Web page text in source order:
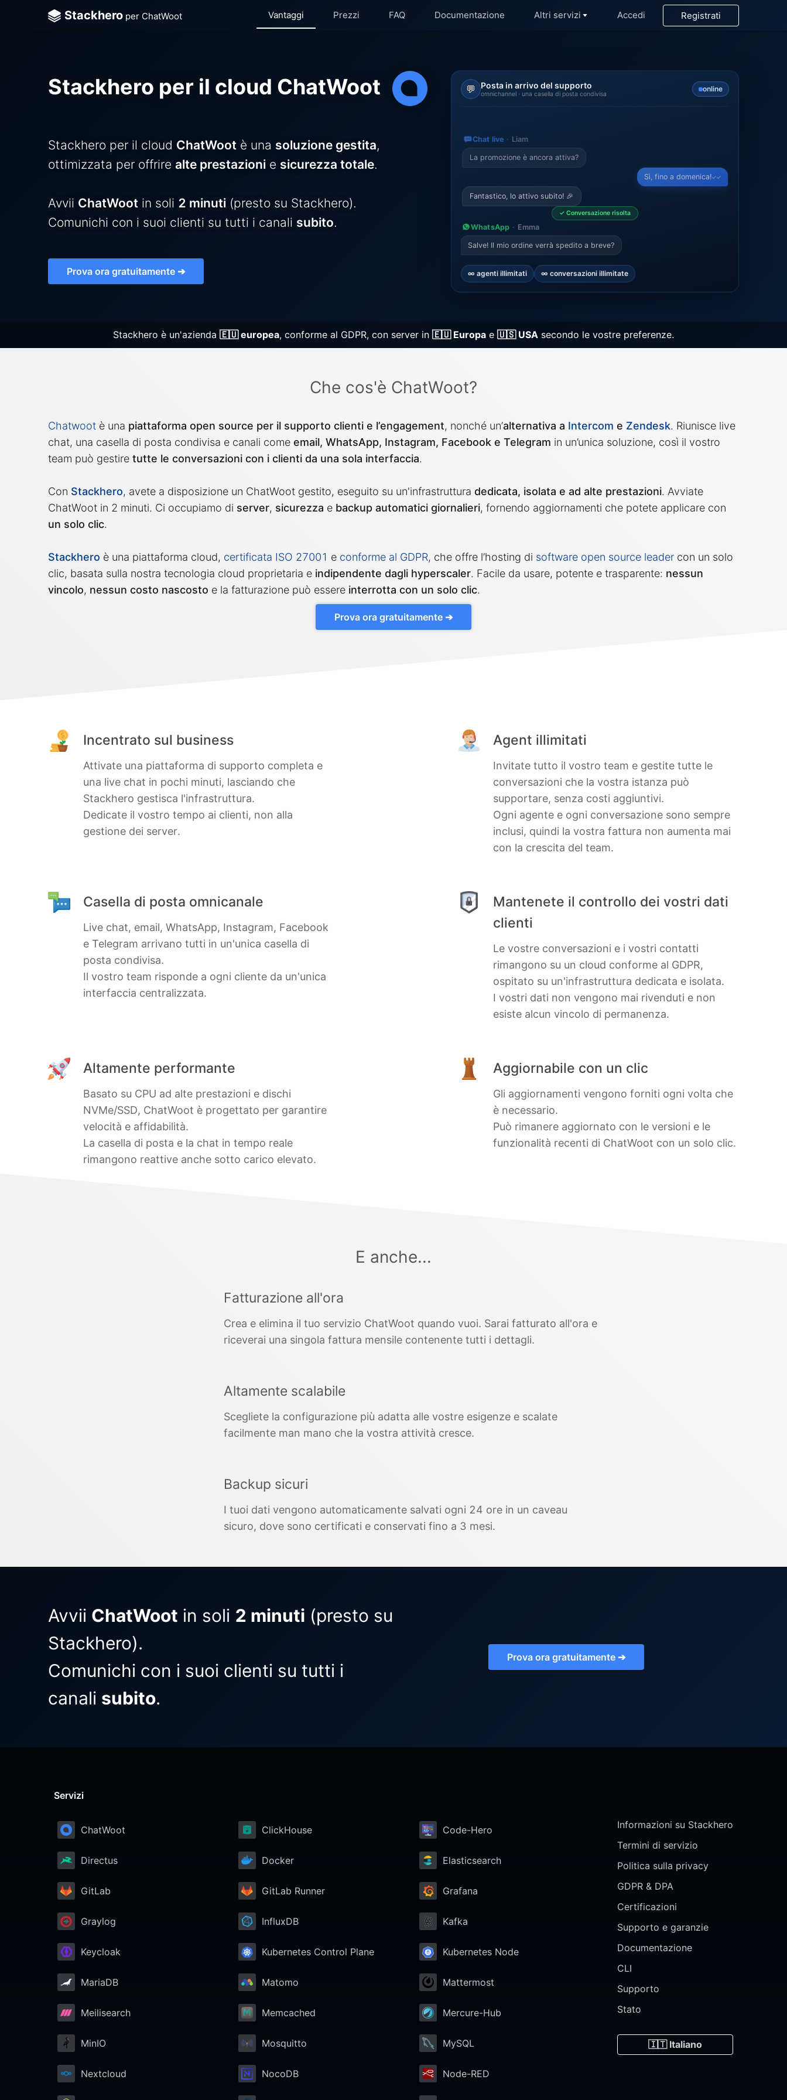
Stackhero per ChatWoot Vantaggi Prezzi FAQ Documentazione Altri servizi
Code-Hero
Docker
Elasticsearch
GitLab Runner
Keycloak
Matomo
Meilisearch
Memcached
Postfix
Prometheus
Python
RabbitMQ
RethinkDB
Ruby
TimescaleDB
Accedi Registrati
Stackhero per il cloud ChatWoot
Stackhero per il cloud ChatWoot è una soluzione gestita,
ottimizzata per offrire alte prestazioni e sicurezza totale.
Avvii ChatWoot in soli 2 minuti (presto su Stackhero).
Comunichi con i suoi clienti su tutti i canali subito.
Prova ora gratuitamente ➔
💬 Posta in arrivo del supporto
omnichannel · una casella di posta condivisa
online
Chat live Liam
La promozione è ancora attiva?
Sì, fino a domenica!✓✓
Fantastico, lo attivo subito! 🎉
✓ Conversazione risolta
WhatsApp Emma
Salve! Il mio ordine verrà spedito a breve?
∞ agenti illimitati ∞ conversazioni illimitate
Stackhero è un'azienda 🇪🇺 europea, conforme al GDPR, con server in 🇪🇺 Europa e 🇺🇸 USA secondo le vostre preferenze.
Che cos'è ChatWoot?
Chatwoot è una piattaforma open source per il supporto clienti e l’engagement, nonché un’alternativa a Intercom e Zendesk. Riunisce live
chat, una casella di posta condivisa e canali come email, WhatsApp, Instagram, Facebook e Telegram in un’unica soluzione, così il vostro
team può gestire tutte le conversazioni con i clienti da una sola interfaccia.
Con Stackhero, avete a disposizione un ChatWoot gestito, eseguito su un'infrastruttura dedicata, isolata e ad alte prestazioni. Avviate
ChatWoot in 2 minuti. Ci occupiamo di server, sicurezza e backup automatici giornalieri, fornendo aggiornamenti che potete applicare con
un solo clic.
Stackhero è una piattaforma cloud, certificata ISO 27001 e conforme al GDPR, che offre l’hosting di software open source leader con un solo
clic, basata sulla nostra tecnologia cloud proprietaria e indipendente dagli hyperscaler. Facile da usare, potente e trasparente: nessun
vincolo, nessun costo nascosto e la fatturazione può essere interrotta con un solo clic.
Prova ora gratuitamente ➔
Incentrato sul business
Attivate una piattaforma di supporto completa e
una live chat in pochi minuti, lasciando che
Stackhero gestisca l'infrastruttura.
Dedicate il vostro tempo ai clienti, non alla
gestione dei server.
Agent illimitati
Invitate tutto il vostro team e gestite tutte le
conversazioni che la vostra istanza può
supportare, senza costi aggiuntivi.
Ogni agente e ogni conversazione sono sempre
inclusi, quindi la vostra fattura non aumenta mai
con la crescita del team.
Casella di posta omnicanale
Live chat, email, WhatsApp, Instagram, Facebook
e Telegram arrivano tutti in un'unica casella di
posta condivisa.
Il vostro team risponde a ogni cliente da un'unica
interfaccia centralizzata.
Mantenete il controllo dei vostri dati
clienti
Le vostre conversazioni e i vostri contatti
rimangono su un cloud conforme al GDPR,
ospitato su un'infrastruttura dedicata e isolata.
I vostri dati non vengono mai rivenduti e non
esiste alcun vincolo di permanenza.
Altamente performante
Basato su CPU ad alte prestazioni e dischi
NVMe/SSD, ChatWoot è progettato per garantire
velocità e affidabilità.
La casella di posta e la chat in tempo reale
rimangono reattive anche sotto carico elevato.
Aggiornabile con un clic
Gli aggiornamenti vengono forniti ogni volta che
è necessario.
Può rimanere aggiornato con le versioni e le
funzionalità recenti di ChatWoot con un solo clic.
E anche...
Fatturazione all'ora
Crea e elimina il tuo servizio ChatWoot quando vuoi. Sarai fatturato all'ora e
riceverai una singola fattura mensile contenente tutti i dettagli.
Altamente scalabile
Scegliete la configurazione più adatta alle vostre esigenze e scalate
facilmente man mano che la vostra attività cresce.
Backup sicuri
I tuoi dati vengono automaticamente salvati ogni 24 ore in un caveau
sicuro, dove sono certificati e conservati fino a 3 mesi.
Avvii ChatWoot in soli 2 minuti (presto su
Stackhero).
Comunichi con i suoi clienti su tutti i
canali subito.
Prova ora gratuitamente ➔
Servizi
ChatWoot ClickHouse Code-Hero
Directus Docker Elasticsearch
GitLab GitLab Runner Grafana
Graylog InfluxDB Kafka
Keycloak Kubernetes Control Plane Kubernetes Node
MariaDB Matomo Mattermost
Meilisearch Memcached Mercure-Hub
MinIO Mosquitto MySQL
Nextcloud NocoDB Node-RED
Informazioni su Stackhero
Termini di servizio
Politica sulla privacy
GDPR & DPA
Certificazioni
Supporto e garanzie
Documentazione
CLI
Supporto
Stato
🇮🇹 Italiano